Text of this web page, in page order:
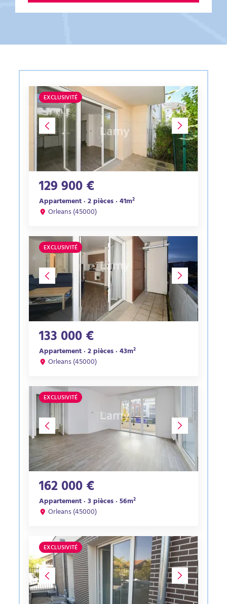
EXCLUSIVITÉ
129 900 €
Appartement · 2 pièces · 41m²
Orleans (45000)
EXCLUSIVITÉ
133 000 €
Appartement · 2 pièces · 43m²
Orleans (45000)
EXCLUSIVITÉ
162 000 €
Appartement · 3 pièces · 56m²
Orleans (45000)
EXCLUSIVITÉ